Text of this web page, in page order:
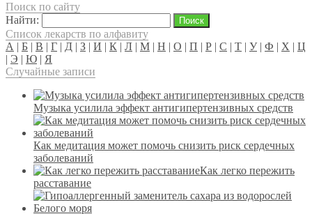
Поиск по сайту
Найти:
Список лекарств по алфавиту
А | Б | В | Г | Д | З | И | К | Л | М | Н | О | П | Р | С | Т | У| Ф | Х | Ц
| Э | Ю | Я
Случайные записи
Музыка усилила эффект антигипертензивных средств
Как медитация может помочь снизить риск сердечных
заболеваний
Как легко пережить
расставание